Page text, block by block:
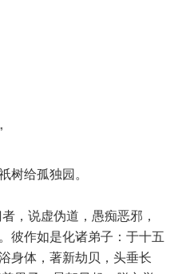
树给孤独园。
，说虚伪道，愚痴恶邪，
彼作如是化诸弟子：于十五
身体，著新劫贝，头垂长